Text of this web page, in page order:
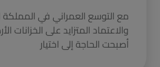
مع التوسع العمراني في المملكة
والاعتماد المتزايد على الخزانات
أصبحت الحاجة إلى اختيار